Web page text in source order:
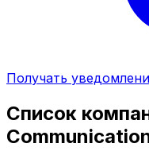
Получать
Список